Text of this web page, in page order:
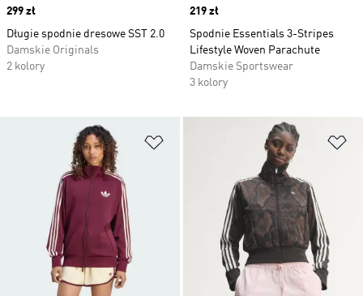
Price
299 zł
Długie spodnie dresowe SST 2.0
Damskie Originals
2 kolory
Price
219 zł
Spodnie Essentials 3-Stripes
Lifestyle Woven Parachute
Damskie Sportswear
3 kolory
Dodaj do listy życzeń